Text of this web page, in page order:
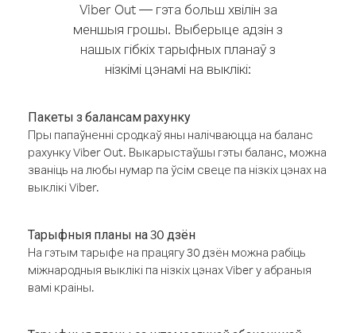
Viber Out — гэта больш хвілін за
меншыя грошы. Выберыце адзін з
нашых гібкіх тарыфных планаў з
нізкімі цэнамі на выклікі:
Пакеты з балансам рахунку
Пры папаўненні сродкаў яны налічваюцца на баланс
рахунку Viber Out. Выкарыстаўшы гэты баланс, можна
званіць на любы нумар па ўсім свеце па нізкіх цэнах на
выклікі Viber.
Тарыфныя планы на 30 дзён
На гэтым тарыфе на працягу 30 дзён можна рабіць
міжнародныя выклікі па нізкіх цэнах Viber у абраныя
вамі краіны.